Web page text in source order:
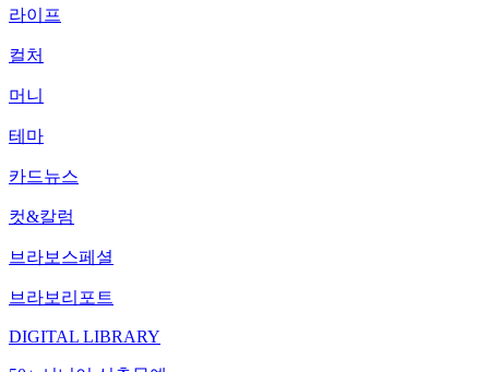
라이프
컬처
머니
테마
카드뉴스
컷&칼럼
브라보스페셜
브라보리포트
DIGITAL LIBRARY